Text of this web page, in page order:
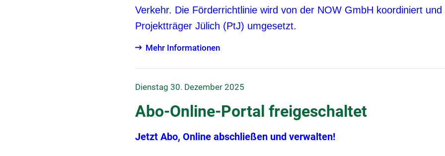
Verkehr. Die Förderrichtlinie wird von der NOW GmbH koordiniert
Projektträger Jülich (PtJ) umgesetzt.
Mehr Informationen
Dienstag 30. Dezember 2025
Abo-Online-Portal freigeschaltet
Jetzt Abo, Online abschließen und verwalten!